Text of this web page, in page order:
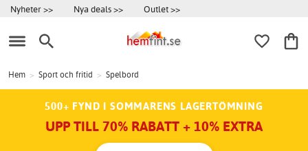
Nyheter >> Nya deals >> Outlet >>
Hem > Sport och fritid > Spelbord
500+ FYND I SOMMARENS LAGERTÖMNING
UPP TILL 70% RABATT + 10% EXTRA